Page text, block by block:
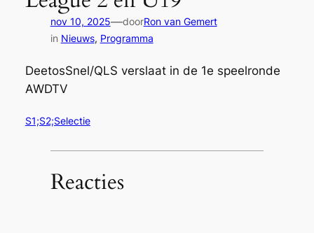
nov 10, 2025—doorRon van Gemert
in Nieuws, Programma
DeetosSnel/QLS verslaat in de 1e speelronde
AWDTV
S1;S2;Selectie
Reacties